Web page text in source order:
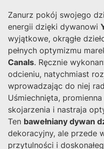
Zanurz pokój swojego
energii dzięki dywanowi
wyjątkowe, okrągłe
pełnych optymizmu
Canals. Ręcznie
odcieniu, natychmiast
wprowadzając do niej
Uśmiechnięta,
skojarzenia i nastraja
Ten bawełniany dywan
dekoracyjny, ale przede
przytulności i